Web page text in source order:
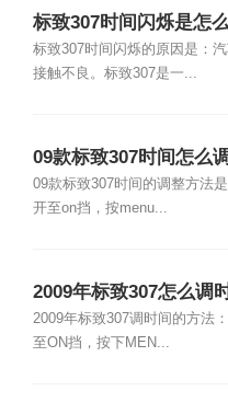
标致307时间闪烁是怎
标致307时间闪烁的原因是：
接触不良。标致307是一...
09款标致307时间怎么
09款标致307时间的调整方法
开至on挡，按menu...
2009年标致307怎么调
2009年标致307调时间的方法
至ON挡，按下MEN...